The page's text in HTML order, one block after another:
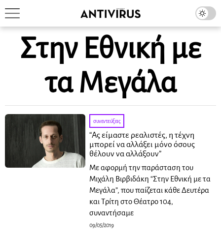
Στην Εθνική με
τα Μεγάλα
συνεντεύξεις
“Ας είμαστε ρεαλιστές, η τέχνη
μπορεί να αλλάξει μόνο όσους
θέλουν να αλλάξουν”
Με αφορμή την παράσταση του
Μιχάλη Βιρβιδάκη “Στην Εθνική με τα
Μεγάλα”, που παίζεται κάθε Δευτέρα
και Τρίτη στο Θέατρο 104,
συναντήσαμε
09/05/2019